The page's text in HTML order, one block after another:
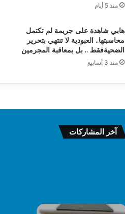
منذ 5 أيام
هابي شاهدة على جريمة لم تكتمل
محاسبتها.. العبودية لا تنتهي بتحرير
الضحيةفقط .. بل بمعاقبة المجرمين
منذ 3 أسابيع
آخر المشاركات